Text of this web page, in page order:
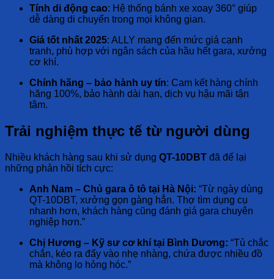
Tính di động cao: Hệ thống bánh xe xoay 360° giúp
dễ dàng di chuyển trong mọi không gian.
Giá tốt nhất 2025: ALLY mang đến mức giá cạnh
tranh, phù hợp với ngân sách của hầu hết gara, xưởng
cơ khí.
Chính hãng – bảo hành uy tín: Cam kết hàng chính
hãng 100%, bảo hành dài hạn, dịch vụ hậu mãi tận
tâm.
Trải nghiệm thực tế từ người dùng
Nhiều khách hàng sau khi sử dụng QT-10DBT đã để lại
những phản hồi tích cực:
Anh Nam – Chủ gara ô tô tại Hà Nội: “Từ ngày dùng
QT-10DBT, xưởng gọn gàng hẳn. Thợ tìm dụng cụ
nhanh hơn, khách hàng cũng đánh giá gara chuyên
nghiệp hơn.”
Chị Hương – Kỹ sư cơ khí tại Bình Dương: “Tủ chắc
chắn, kéo ra đẩy vào nhẹ nhàng, chứa được nhiều đồ
mà không lo hỏng hóc.”